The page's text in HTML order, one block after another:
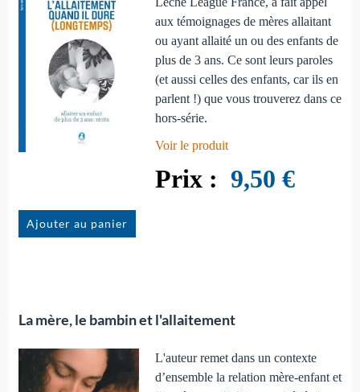
aux témoignages de mères allaitant
ou ayant allaité un ou des enfants de
plus de 3 ans. Ce sont leurs paroles
(et aussi celles des enfants, car ils en
parlent !) que vous trouverez dans ce
hors-série.
Voir le produit
9,50 €
Ajouter au panier
La mère, le bambin et l'allaitement
L'auteur remet dans un contexte
d’ensemble la relation mère-enfant et